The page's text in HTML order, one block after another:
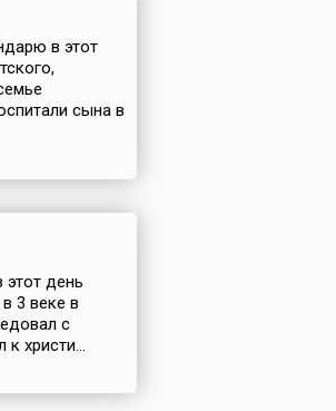
в этот
сына в
день
3 веке в
с
христи...